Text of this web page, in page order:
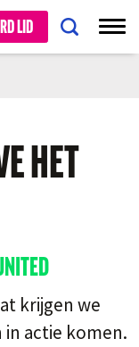
LID
HET
krijgen we
in actie komen.